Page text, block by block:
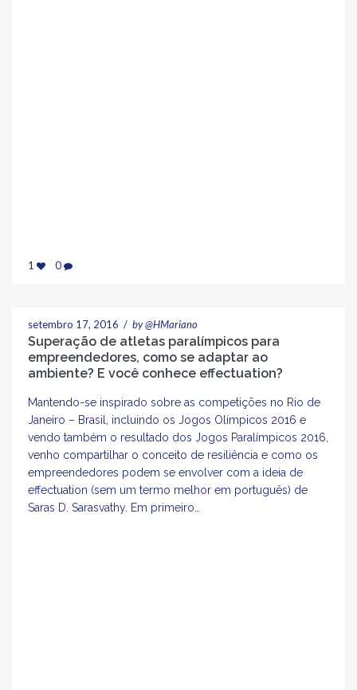
1 0
setembro 17, 2016 / by @HMariano
Superação de atletas paralímpicos para
empreendedores, como se adaptar ao
ambiente? E você conhece effectuation?
Mantendo-se inspirado sobre as competições no Rio de
Janeiro – Brasil, incluindo os Jogos Olímpicos 2016 e
vendo também o resultado dos Jogos Paralímpicos 2016,
venho compartilhar o conceito de resiliência e como os
empreendedores podem se envolver com a ideia de
effectuation (sem um termo melhor em português) de
Saras D. Sarasvathy. Em primeiro…